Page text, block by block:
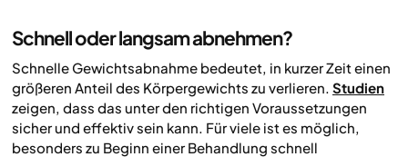
Schnell oder langsam abnehmen?
Schnelle Gewichtsabnahme bedeutet, in kurzer Zeit einen
größeren Anteil des Körpergewichts zu verlieren. Studien
zeigen, dass das unter den richtigen Voraussetzungen
sicher und effektiv sein kann. Für viele ist es möglich,
besonders zu Beginn einer Behandlung schnell